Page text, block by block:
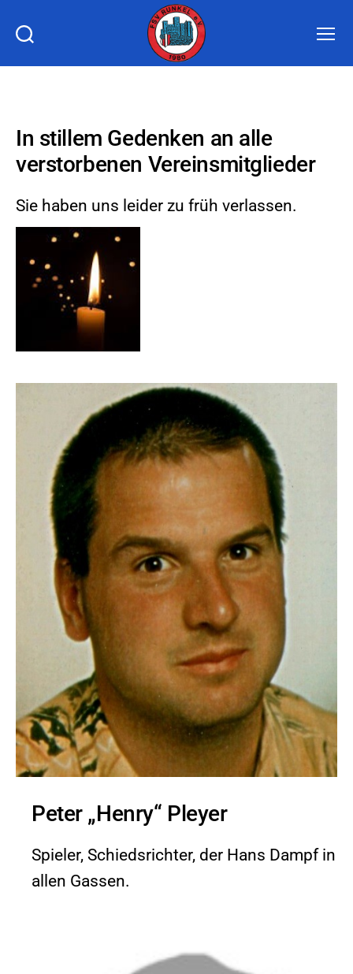
FSV
In stillem Gedenken an alle
verstorbenen Vereinsmitglieder
Sie haben uns leider zu früh verlassen.
Peter „Henry“ Pleyer
Spieler, Schiedsrichter, der Hans Dampf in
allen Gassen.